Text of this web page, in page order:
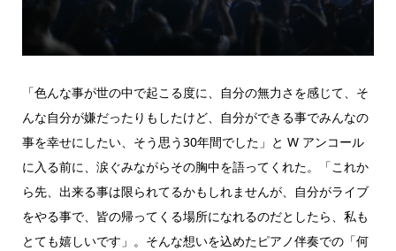
「色んな事が世の中で起こる度に、自分の無力さを感じて、そ
んな自分が嫌だったりもしたけど、自分ができる事でみんなの
事を幸せにしたい、そう思う30年間でした」と W アンコール
に入る前に、涙ぐみながらその胸中を語ってくれた。「これか
ら先、出来る事は限られてるかもしれませんが、自分がライブ
をやる事で、皆の帰ってくる場所になれるのだとしたら、私も
とても嬉しいです」。そんな想いを込めたピアノ伴奏での「何